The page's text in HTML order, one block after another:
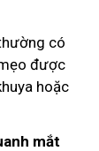
có
được
hoặc
mắt